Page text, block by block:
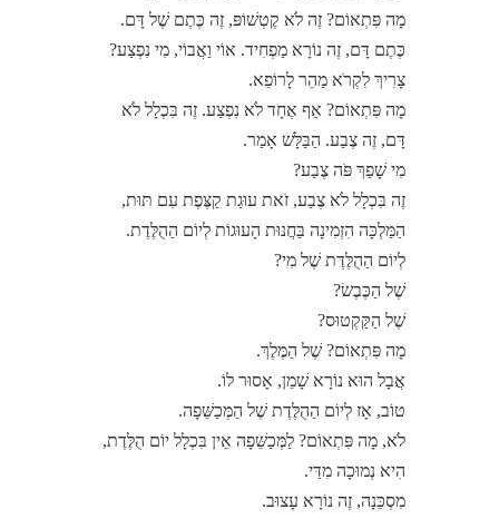
מָה פִּתְאוֹם? זֶה לֹא קֶטְשׁוֹפּ, זֶה כֶּתֶם שֶׁל דָּם.
כֶּתֶם דָּם, זֶה נוֹרָא מַפְחִיד. אוֹי וַאֲבוֹי, מִי נִפְצַע?
צָרִיךְ לִקְרֹא מַהֵר לָרוֹפֵא.
מָה פִּתְאוֹם? אַף אֶחָד לֹא נִפְצַע. זֶה בִּכְלָל לֹא
דָּם, זֶה צֶבַע. הַבַּלָּשׁ אָמַר.
מִי שָׁפַךְ פֹּה צֶבַע?
זֶה בִּכְלָל לֹא צֶבַע, זֹאת עוּגַת קַצֶּפֶת עִם תּוּת,
הַמַּלְכָּה הִזְמִינָה בַּחֲנוּת הָעוּגוֹת לְיוֹם הַהֻלֶּדֶת.
לְיוֹם הַהֻלֶּדֶת שֶׁל מִי?
שֶׁל הַכֶּבֶשׂ?
שֶׁל הַקַּקְטוּס?
מָה פִּתְאוֹם? שֶׁל הַמֶּלֶךְ.
אֲבָל הוּא נוֹרָא שָׁמֵן, אָסוּר לוֹ.
טוֹב, אָז לְיוֹם הַהֻלֶּדֶת שֶׁל הַמְּכַשֵּׁפָה.
לֹא, מָה פִּתְאוֹם? לַמְּכַשֵּׁפָה אֵין בִּכְלָל יוֹם הֻלֶּדֶת,
הִיא נְמוּכָה מִדַּי.
מִסְכֵּנָה, זֶה נוֹרָא עָצוּב.